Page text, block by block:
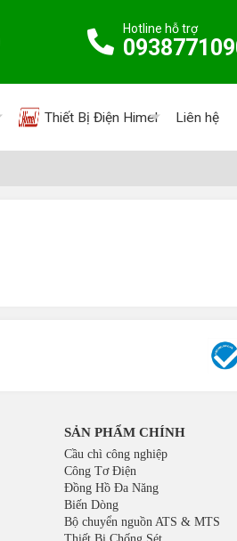
Hotline hỗ trợ
Thiết Bị Điện Himel Liên hệ
SẢN PHẨM CHÍNH
Cầu chì công nghiệp
Công Tơ Điện
Đồng Hồ Đa Năng
Biến Dòng
Bộ chuyển nguồn ATS & MTS